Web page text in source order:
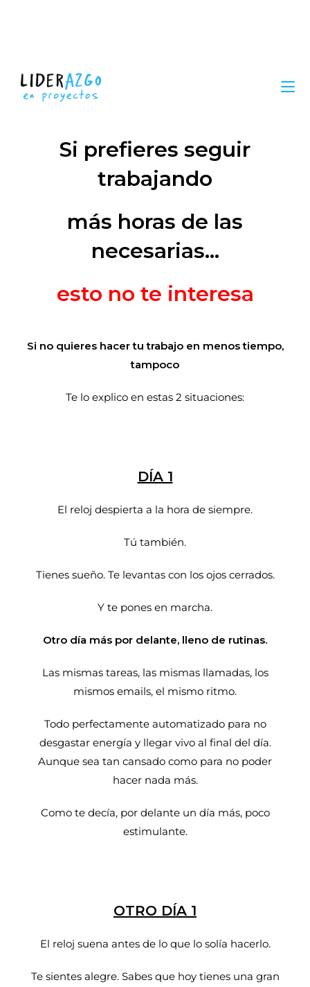
Si prefieres seguir
trabajando
más horas de las
necesarias…
esto no te interesa
Si no quieres hacer tu trabajo en menos tiempo,
tampoco
Te lo explico en estas 2 situaciones:
DÍA 1
El reloj despierta a la hora de siempre.
Tú también.
Tienes sueño. Te levantas con los ojos cerrados.
Y te pones en marcha.
Otro día más por delante, lleno de rutinas.
Las mismas tareas, las mismas llamadas, los
mismos emails, el mismo ritmo.
Todo perfectamente automatizado para no
desgastar energía y llegar vivo al final del día.
Aunque sea tan cansado como para no poder
hacer nada más.
Como te decía, por delante un día más, poco
estimulante.
OTRO DÍA 1
El reloj suena antes de lo que lo solía hacerlo.
Te sientes alegre. Sabes que hoy tienes una gran